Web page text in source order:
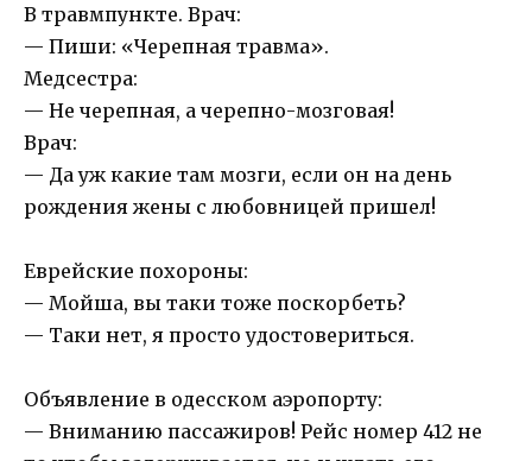
В травмпункте. Врач:
— Пиши: «Черепная травма».
Медсестра:
— Не черепная, а черепно-мозговая!
Врач:
— Да уж какие там мозги, если он на день
рождения жены с любовницей пришел!
Еврейские похороны:
— Мойша, вы таки тоже поскорбеть?
— Таки нет, я просто удостовериться.
Объявление в одесском аэропорту:
— Вниманию пассажиров! Рейс номер 412 не